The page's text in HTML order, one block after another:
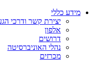
מידע כללי
יצירת קשר ודרכי
אלפון
דרושים
נהלי האוניברסיטה
מכרזים